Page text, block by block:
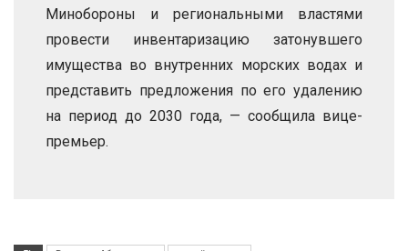
Минобороны и региональными властями
провести инвентаризацию затонувшего
имущества во внутренних морских водах и
представить предложения по его удалению
на период до 2030 года, — сообщила вице-
премьер.